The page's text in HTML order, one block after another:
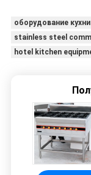
оборудование
stainless steel
hotel kitchen